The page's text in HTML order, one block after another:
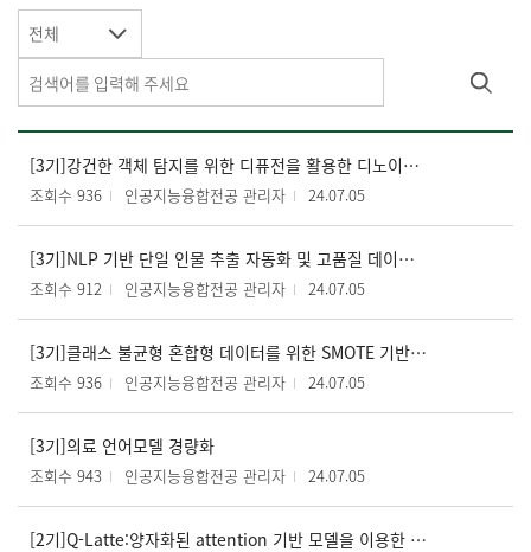
전체
[3기]강건한 객체 탐지를 위한 디퓨전을 활용한 디노이저 개발
조회수 936 인공지능융합전공 관리자 24.07.05
[3기]NLP 기반 단일 인물 추출 자동화 및 고품질 데이터셋 구축
조회수 912 인공지능융합전공 관리자 24.07.05
[3기]클래스 불균형 혼합형 데이터를 위한 SMOTE 기반의 로컬오버샘플링
조회수 936 인공지능융합전공 관리자 24.07.05
[3기]의료 언어모델 경량화
조회수 943 인공지능융합전공 관리자 24.07.05
[2기]Q-Latte:양자화된 attention 기반 모델을 이용한 건물 에너지분야의 시계열 예측